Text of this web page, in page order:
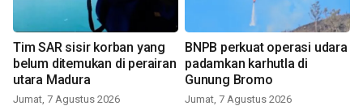
Tim SAR sisir korban yang
belum ditemukan di perairan
utara Madura
Jumat, 7 Agustus 2026
BNPB perkuat operasi udara
padamkan karhutla di
Gunung Bromo
Jumat, 7 Agustus 2026